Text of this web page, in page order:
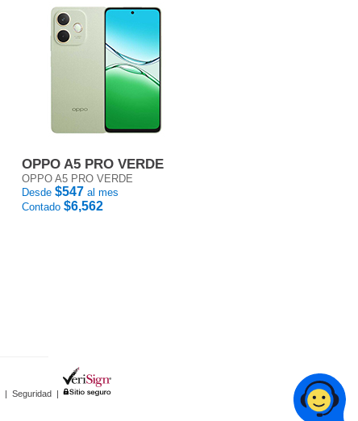
OPPO A5 PRO VERDE
OPPO A5 PRO VERDE
Desde $547 al mes
Contado $6,562
| Seguridad |